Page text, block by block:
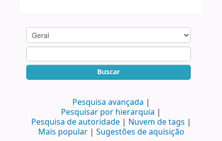
Buscar
Pesquisa avançada
Pesquisar por hierarquia
Pesquisa de autoridade
Nuvem de tags
Mais popular
Sugestões de aquisição